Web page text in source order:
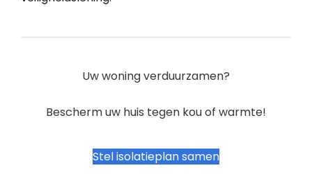
Uw woning verduurzamen?
Bescherm uw huis tegen kou of warmte!
Stel isolatieplan samen